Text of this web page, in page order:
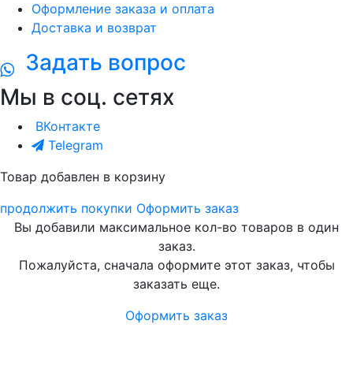
Оформление заказа и оплата
Доставка и возврат
Задать вопрос
Мы в соц. сетях
ВКонтакте
Telegram
Товар добавлен в корзину
продолжить покупки Оформить заказ
Вы добавили максимальное кол-во товаров в один
заказ.
Пожалуйста, сначала оформите этот заказ, чтобы
заказать еще.
Оформить заказ